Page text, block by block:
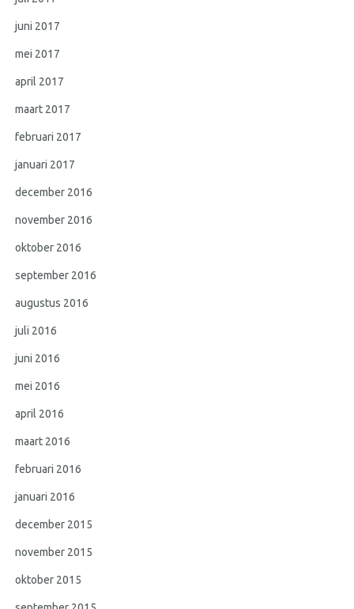
juni 2017
mei 2017
april 2017
maart 2017
februari 2017
januari 2017
december 2016
november 2016
oktober 2016
september 2016
augustus 2016
juli 2016
juni 2016
mei 2016
april 2016
maart 2016
februari 2016
januari 2016
december 2015
november 2015
oktober 2015